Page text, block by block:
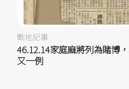
戰地記事
46.12.14家庭麻將列為賭博
又一例